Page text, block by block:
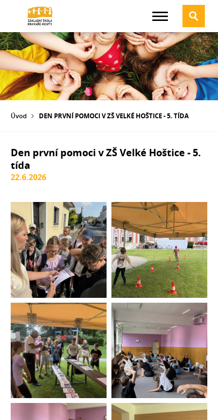
Úvod DEN PRVNÍ POMOCI V ZŠ VELKÉ HOŠTICE - 5. TÍDA
Den první pomoci v ZŠ Velké Hoštice - 5.
tída
22.6.2026